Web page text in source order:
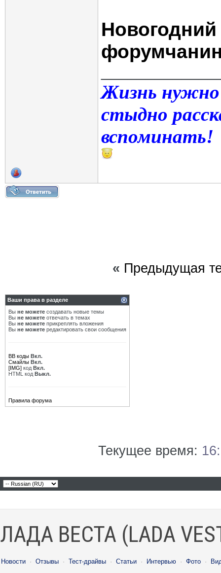
Жизнь
стыдно
вспоминать!
« Предыдущая
Ваши права в разделе
Вы не можете создавать новые темы
Вы не можете отвечать в темах
Вы не можете прикреплять вложения
Вы не можете редактировать свои сообщения
BB коды Вкл.
Смайлы Вкл.
[IMG] код Вкл.
HTML код Выкл.
Правила форума
Текущее время:
ЛАДА ВЕСТА (LADA
Новости · Отзывы · Тест-драйвы · Статьи · Интервью · Фото ·